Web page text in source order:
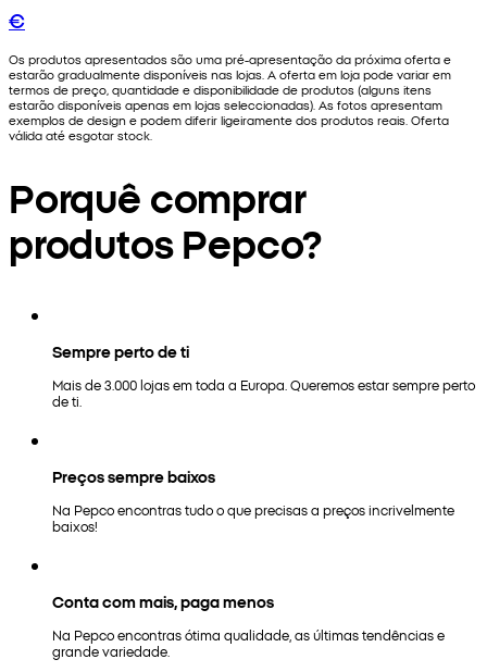
€
Os produtos apresentados são uma pré-apresentação da próxima oferta e
estarão gradualmente disponíveis nas lojas. A oferta em loja pode variar em
termos de preço, quantidade e disponibilidade de produtos (alguns itens
estarão disponíveis apenas em lojas seleccionadas). As fotos apresentam
exemplos de design e podem diferir ligeiramente dos produtos reais. Oferta
válida até esgotar stock.
Porquê comprar
produtos Pepco?
Sempre perto de ti
Mais de 3.000 lojas em toda a Europa. Queremos estar sempre perto
de ti.
Preços sempre baixos
Na Pepco encontras tudo o que precisas a preços incrivelmente
baixos!
Conta com mais, paga menos
Na Pepco encontras ótima qualidade, as últimas tendências e
grande variedade.